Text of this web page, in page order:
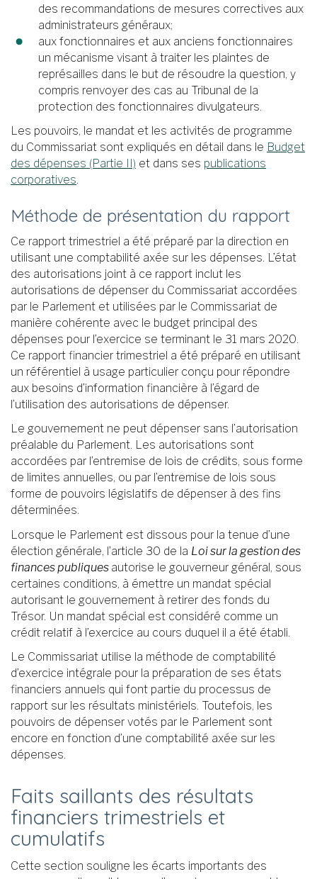
des recommandations de mesures correctives aux
administrateurs généraux;
aux fonctionnaires et aux anciens fonctionnaires
un mécanisme visant à traiter les plaintes de
représailles dans le but de résoudre la question, y
compris renvoyer des cas au Tribunal de la
protection des fonctionnaires divulgateurs.
Les pouvoirs, le mandat et les activités de programme
du Commissariat sont expliqués en détail dans le Budget
des dépenses (Partie II) et dans ses publications
corporatives.
Méthode de présentation du rapport
Ce rapport trimestriel a été préparé par la direction en
utilisant une comptabilité axée sur les dépenses. L’état
des autorisations joint à ce rapport inclut les
autorisations de dépenser du Commissariat accordées
par le Parlement et utilisées par le Commissariat de
manière cohérente avec le budget principal des
dépenses pour l’exercice se terminant le 31 mars 2020.
Ce rapport financier trimestriel a été préparé en utilisant
un référentiel à usage particulier conçu pour répondre
aux besoins d’information financière à l’égard de
l’utilisation des autorisations de dépenser.
Le gouvernement ne peut dépenser sans l’autorisation
préalable du Parlement. Les autorisations sont
accordées par l’entremise de lois de crédits, sous forme
de limites annuelles, ou par l’entremise de lois sous
forme de pouvoirs législatifs de dépenser à des fins
déterminées.
Lorsque le Parlement est dissous pour la tenue d’une
élection générale, l’article 30 de la Loi sur la gestion des
finances publiques autorise le gouverneur général, sous
certaines conditions, à émettre un mandat spécial
autorisant le gouvernement à retirer des fonds du
Trésor. Un mandat spécial est considéré comme un
crédit relatif à l’exercice au cours duquel il a été établi.
Le Commissariat utilise la méthode de comptabilité
d’exercice intégrale pour la préparation de ses états
financiers annuels qui font partie du processus de
rapport sur les résultats ministériels. Toutefois, les
pouvoirs de dépenser votés par le Parlement sont
encore en fonction d’une comptabilité axée sur les
dépenses.
Faits saillants des résultats
financiers trimestriels et
cumulatifs
Cette section souligne les écarts importants des